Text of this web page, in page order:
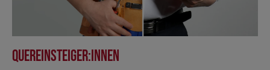
Quereinsteiger:innen